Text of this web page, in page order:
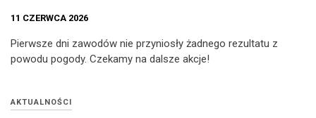
11 CZERWCA 2026
Pierwsze dni zawodów nie przyniosły żadnego rezultatu z
powodu pogody. Czekamy na dalsze akcje!
AKTUALNOŚCI